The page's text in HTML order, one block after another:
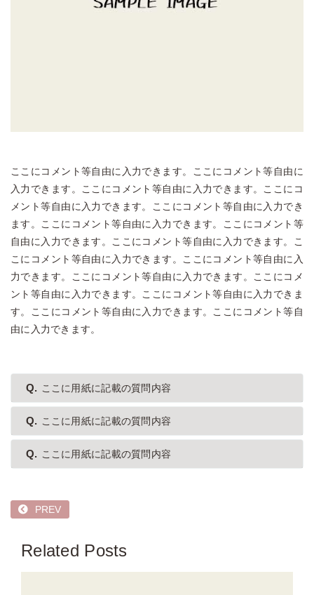
ここにコメント等自由に入力できます。ここにコメント等自由に
入力できます。ここにコメント等自由に入力できます。ここにコ
メント等自由に入力できます。ここにコメント等自由に入力でき
ます。ここにコメント等自由に入力できます。ここにコメント等
自由に入力できます。ここにコメント等自由に入力できます。こ
こにコメント等自由に入力できます。ここにコメント等自由に入
力できます。ここにコメント等自由に入力できます。ここにコメ
ント等自由に入力できます。ここにコメント等自由に入力できま
す。ここにコメント等自由に入力できます。ここにコメント等自
由に入力できます。
ここに用紙に記載の質問内容
ここに用紙に記載の質問内容
ここに用紙に記載の質問内容
PREV
Related Posts